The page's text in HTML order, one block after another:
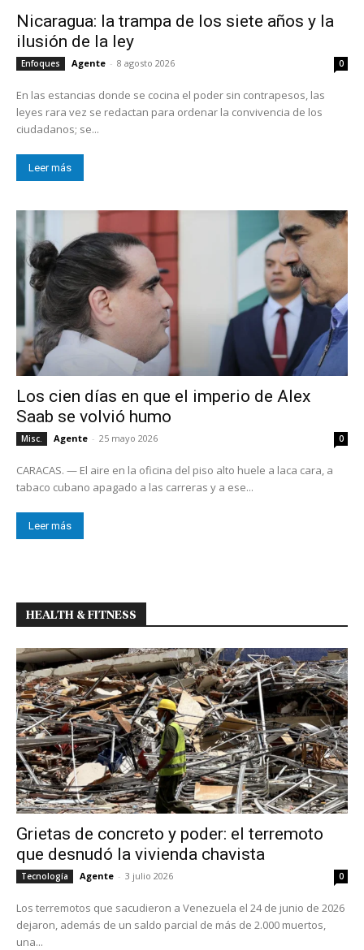
Nicaragua: la trampa de los siete años y la
ilusión de la ley
Enfoques Agente - 8 agosto 2026 0
En las estancias donde se cocina el poder sin contrapesos, las
leyes rara vez se redactan para ordenar la convivencia de los
ciudadanos; se...
Leer más
Los cien días en que el imperio de Alex
Saab se volvió humo
Misc. Agente - 25 mayo 2026 0
CARACAS. — El aire en la oficina del piso alto huele a laca cara, a
tabaco cubano apagado a las carreras y a ese...
Leer más
HEALTH & FITNESS
Grietas de concreto y poder: el terremoto
que desnudó la vivienda chavista
Tecnología Agente - 3 julio 2026 0
Los terremotos que sacudieron a Venezuela el 24 de junio de 2026
dejaron, además de un saldo parcial de más de 2.000 muertos,
una...